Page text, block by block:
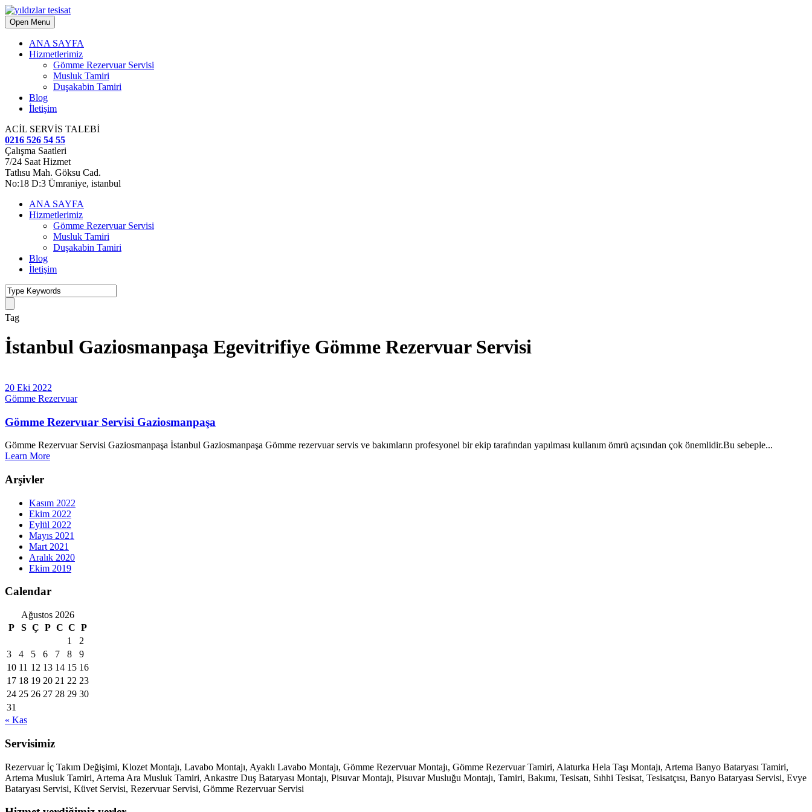
Open Menu
ANA SAYFA
Hizmetlerimiz
Gömme Rezervuar Servisi
Musluk Tamiri
Duşakabin Tamiri
Blog
İletişim
ACİL SERVİS TALEBİ
0216 526 54 55
Çalışma Saatleri
7/24 Saat Hizmet
Tatlısu Mah. Göksu Cad.
No:18 D:3 Ümraniye, istanbul
ANA SAYFA
Hizmetlerimiz
Gömme Rezervuar Servisi
Musluk Tamiri
Duşakabin Tamiri
Blog
İletişim
Tag
İstanbul Gaziosmanpaşa Egevitrifiye Gömme Rezervuar Servisi
20 Eki 2022
Gömme Rezervuar
Gömme Rezervuar Servisi Gaziosmanpaşa
Gömme Rezervuar Servisi Gaziosmanpaşa İstanbul Gaziosmanpaşa Gömme rezervuar servis ve bakımların profesyonel bir ekip tarafından yapılması kullanım ömrü açısından çok önemlidir.Bu sebeple...
Learn More
Arşivler
Kasım 2022
Ekim 2022
Eylül 2022
Mayıs 2021
Mart 2021
Aralık 2020
Ekim 2019
Calendar
Ağustos 2026
P
S Ç P C C P
1
2
3
4 5 6 7 8
9
10 11 12 13 14 15 16
17 18 19 20 21 22 23
24 25 26 27 28 29 30
31
« Kas
Servisimiz
Rezervuar İç Takım Değişimi, Klozet Montajı, Lavabo Montajı, Ayaklı Lavabo Montajı, Gömme Rezervuar Montajı, Gömme Rezervuar Tamiri, Alaturka Hela Taşı Montajı, Artema Banyo Bataryası Tamiri,
Artema Musluk Tamiri, Artema Ara Musluk Tamiri, Ankastre Duş Bataryası Montajı, Pisuvar Montajı, Pisuvar Musluğu Montajı, Tamiri, Bakımı, Tesisatı, Sıhhi Tesisat, Tesisatçısı, Banyo Bataryası Servisi, Evye
Bataryası Servisi, Küvet Servisi, Rezervuar Servisi, Gömme Rezervuar Servisi